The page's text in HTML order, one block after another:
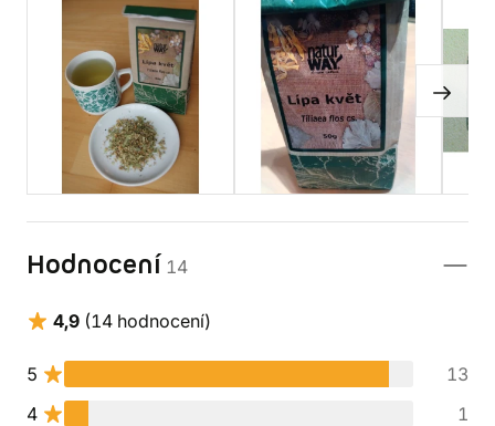
Hodnocení 14
4,9 (14 hodnocení)
5
13
4
1